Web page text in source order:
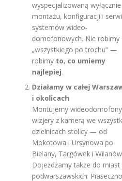
wyspecjalizowaną
montażu, konfiguracji i
systemów wideo-
domofonowych. Nie robimy
„wszystkiego po trochu” —
robimy to, co umiemy
najlepiej.
Działamy w całej
i okolicach
Montujemy
wizjery z kamerą we
dzielnicach stolicy — od
Mokotowa i Ursynowa po
Bielany, Targówek i
Dojeżdżamy także do miast
podwarszawskich: